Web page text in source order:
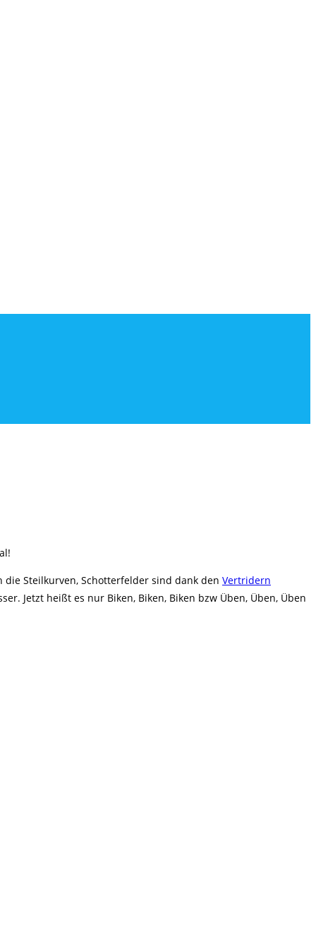
die Steilkurven, Schotterfelder sind dank den Vertridern
Jetzt heißt es nur Biken, Biken, Biken bzw Üben, Üben, Üben